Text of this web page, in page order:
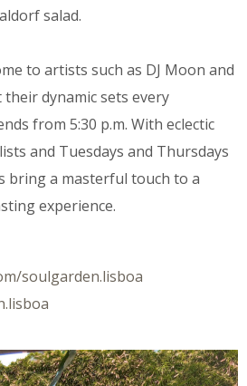
salad.
to artists such as DJ Moon and
dynamic sets every
from 5:30 p.m. With eclectic
and Tuesdays and Thursdays
bring a masterful touch to a
experience.
soulgarden.lisboa